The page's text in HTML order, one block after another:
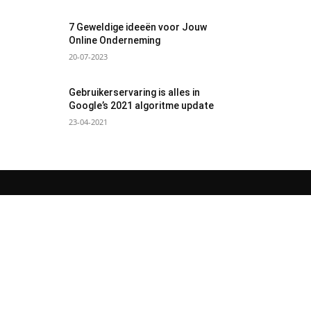
7 Geweldige ideeën voor Jouw
Online Onderneming
20-07-2023
Gebruikerservaring is alles in
Google’s 2021 algoritme update
23-04-2021